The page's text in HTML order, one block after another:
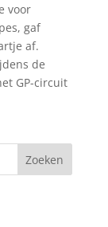
voor
gaf
af.
de
GP-circuit